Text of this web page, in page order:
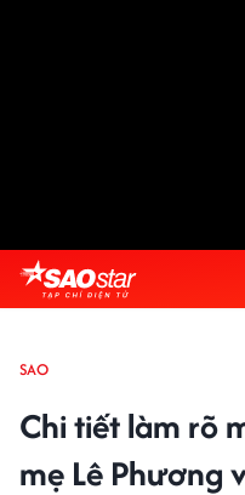
SAO
Chi tiết làm rõ
mẹ Lê Phương